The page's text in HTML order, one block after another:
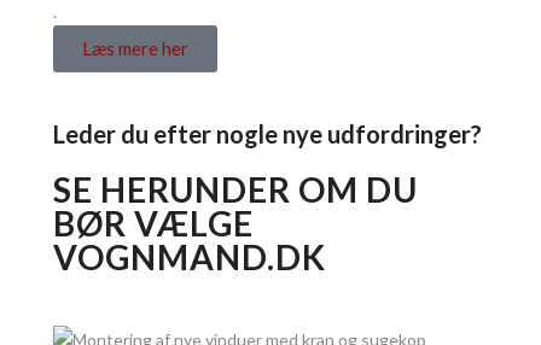
.
Læs mere her
Leder du efter nogle nye udfordringer?
SE HERUNDER OM DU
BØR VÆLGE
VOGNMAND.DK